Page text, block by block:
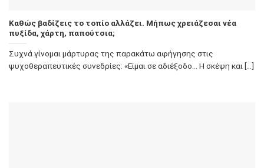
Καθώς βαδίζεις το τοπίο αλλάζει. Μήπως χρειάζεσαι νέα
πυξίδα, χάρτη, παπούτσια;
Συχνά γίνομαι μάρτυρας της παρακάτω αφήγησης στις
ψυχοθεραπευτικές συνεδρίες: «Είμαι σε αδιέξοδο… Η σκέψη και [...]